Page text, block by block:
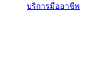
บริการมืออาชีพ